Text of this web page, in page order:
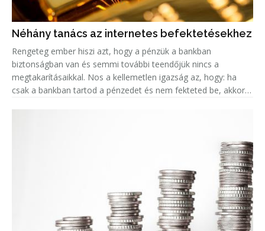
Néhány tanács az internetes befektetésekhez
Rengeteg ember hiszi azt, hogy a pénzük a bankban
biztonságban van és semmi további teendőjük nincs a
megtakarításaikkal. Nos a kellemetlen igazság az, hogy: ha
csak a bankban tartod a pénzedet és nem fekteted be, akkor